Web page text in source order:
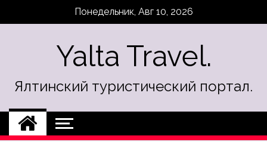
Понедельник, Авг 10, 2026
Yalta Travel.
Ялтинский туристический портал.